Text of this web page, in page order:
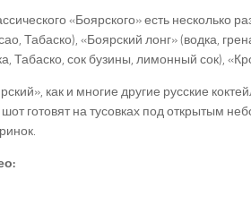
«Боярского» есть несколько
Табаско), «Боярский лонг» (водка,
Табаско, сок бузины, лимонный сок),
как и многие другие русские
шот готовят на тусовках под открытым